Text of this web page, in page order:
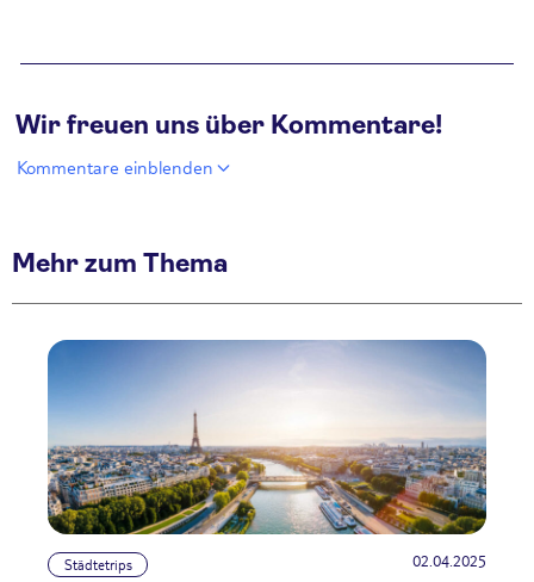
Wir freuen uns über Kommentare!
Kommentare einblenden
Mehr zum Thema
Städtetrips 02.04.2025